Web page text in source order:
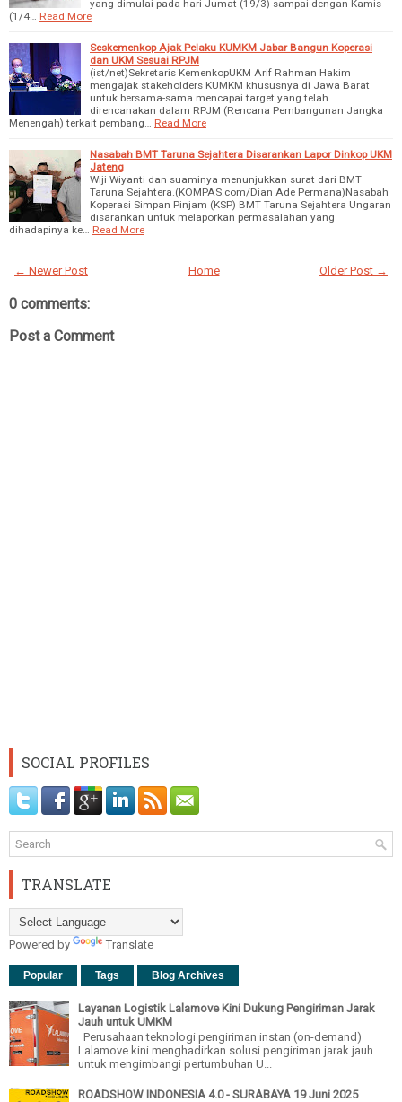
yang dimulai pada hari Jumat (19/3) sampai dengan Kamis
(1/4…
Read More
Seskemenkop Ajak Pelaku KUMKM Jabar Bangun Koperasi
dan UKM Sesuai RPJM
(ist/net)Sekretaris KemenkopUKM Arif Rahman Hakim
mengajak stakeholders KUMKM khususnya di Jawa Barat
untuk bersama-sama mencapai target yang telah
direncanakan dalam RPJM (Rencana Pembangunan Jangka
Menengah) terkait pembang…
Read More
Nasabah BMT Taruna Sejahtera Disarankan Lapor Dinkop UKM
Jateng
Wiji Wiyanti dan suaminya menunjukkan surat dari BMT
Taruna Sejahtera.(KOMPAS.com/Dian Ade Permana)Nasabah
Koperasi Simpan Pinjam (KSP) BMT Taruna Sejahtera Ungaran
disarankan untuk melaporkan permasalahan yang
dihadapinya ke…
Read More
← Newer Post Older Post →
Home
0 comments:
Post a Comment
SOCIAL PROFILES
TRANSLATE
Powered by Translate
Popular Tags Blog Archives
Layanan Logistik Lalamove Kini Dukung Pengiriman Jarak
Jauh untuk UMKM
Perusahaan teknologi pengiriman instan (on-demand)
Lalamove kini menghadirkan solusi pengiriman jarak jauh
untuk mengimbangi pertumbuhan U...
ROADSHOW INDONESIA 4.0 - SURABAYA 19 Juni 2025